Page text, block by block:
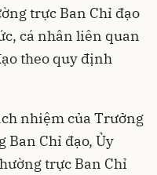
trực Ban Chỉ đạo
cá nhân liên quan
theo quy định
nhiệm của Trưởng
Ban Chỉ đạo, Ủy
trực Ban Chỉ